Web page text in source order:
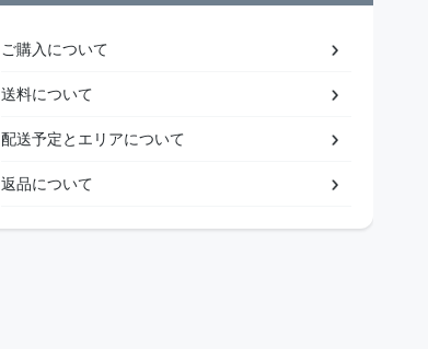
ご購入について
送料について
配送予定とエリアについて
返品について